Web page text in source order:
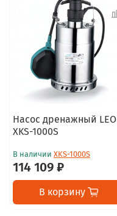
Насос дренажный LEO
XKS-1000S
В наличии XKS-1000S
114 109 ₽
В корзину